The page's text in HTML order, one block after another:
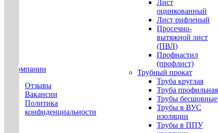
О компании
Отзывы
Вакансии
Политика
конфиденциальности
Лист
оцинкованный
Лист рифленый
Просечно-
вытяжной лист
(ПВЛ)
Профнастил
(профлист)
Трубный прокат
Труба круглая
Труба профильная
Трубы бесшовные
Трубы в ВУС
изоляции
Трубы в ППУ